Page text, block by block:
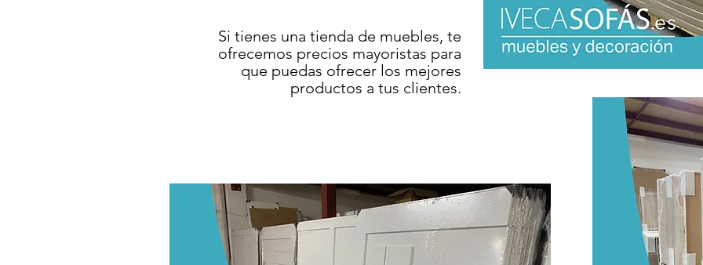
Si tienes una tienda de muebles, te
ofrecemos precios mayoristas para
que puedas ofrecer los mejores
productos a tus clientes.